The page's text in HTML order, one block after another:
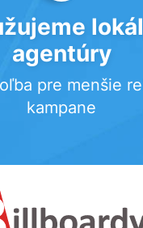
agentúry
pre menšie
kampane